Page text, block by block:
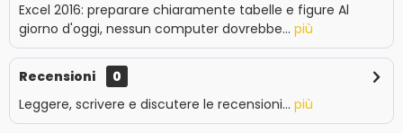
Excel 2016: preparare chiaramente tabelle e figure Al
giorno d'oggi, nessun computer dovrebbe... più
Recensioni
0
Leggere, scrivere e discutere le recensioni... più